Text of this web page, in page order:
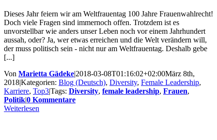
Dieses Jahr feiern wir am Weltfrauentag 100 Jahre Frauenwahlrecht!
Doch viele Fragen sind immernoch offen. Trotzdem ist es
unvorstellbar wie anders unser Leben noch vor einem Jahrhundert
aussah, oder? Ja, wer etwas erreichen und die Welt verändern will,
der muss politisch sein - nicht nur am Weltfrauentag. Deshalb gebe
[...]
Von Marietta Gädeke|2018-03-08T01:16:02+02:00März 8th,
2018|Kategorien: Blog (Deutsch), Diversity, Female Leadership,
Karriere, Top3|Tags: Diversity, female leadership, Frauen,
Politik|0 Kommentare
Weiterlesen